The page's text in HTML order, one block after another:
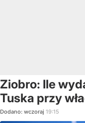
Ziobro: Ile
Tuska przy
Dodano: wczoraj 19:15